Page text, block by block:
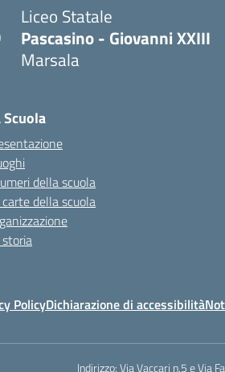
Liceo Statale
Pascasino - Giovanni XXIII
Marsala
Scuola
della scuola
carte della scuola
PolicyDichiarazione di accessibilità
Indirizzo:Via Vaccari n.5 e Via